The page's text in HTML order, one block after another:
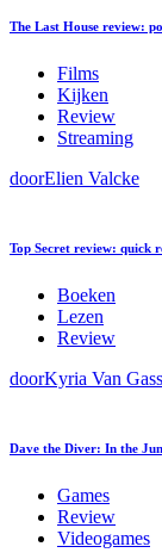
The Last House review:
Films
Kijken
Review
Streaming
doorElien Valcke
Top Secret review: quick
Boeken
Lezen
Review
doorKyria Van
Dave the Diver: In the
Games
Review
Videogames